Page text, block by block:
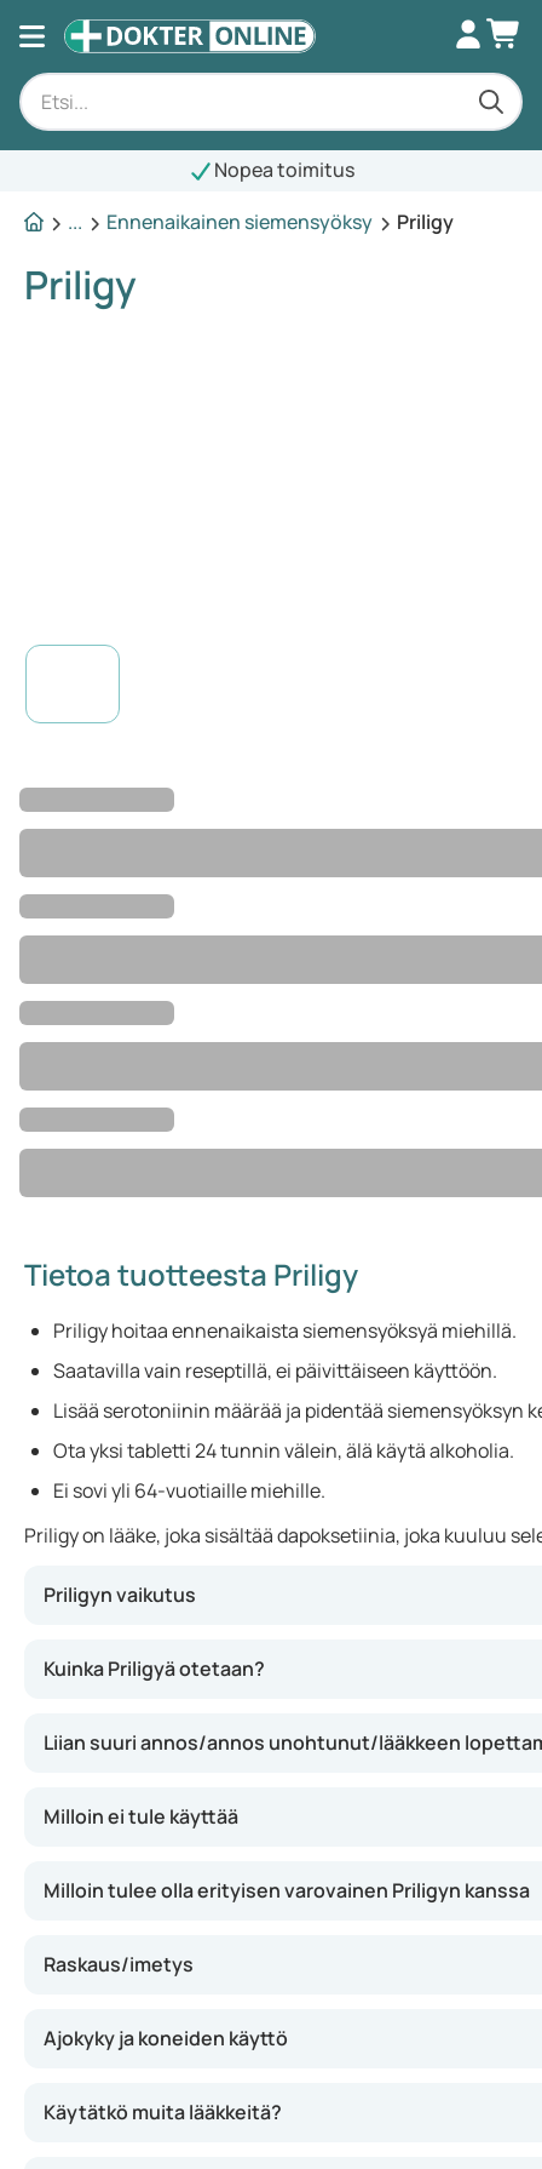
Nopea toimitus
...
Ennenaikainen siemensyöksy Priligy
Priligy
Tietoa tuotteesta Priligy
Priligy hoitaa ennenaikaista siemensyöksyä miehillä.
Saatavilla vain reseptillä, ei päivittäiseen käyttöön.
Lisää serotoniinin määrää ja pidentää siemensyöksyn
Ota yksi tabletti 24 tunnin välein, älä käytä alkoholia.
Ei sovi yli 64-vuotiaille miehille.
Priligy on lääke, joka sisältää dapoksetiinia, joka kuuluu
Priligyn vaikutus
Kuinka Priligyä otetaan?
Liian suuri annos/annos unohtunut/lääkkeen
Milloin ei tule käyttää
Milloin tulee olla erityisen varovainen Priligyn kanssa
Raskaus/imetys
Ajokyky ja koneiden käyttö
Käytätkö muita lääkkeitä?